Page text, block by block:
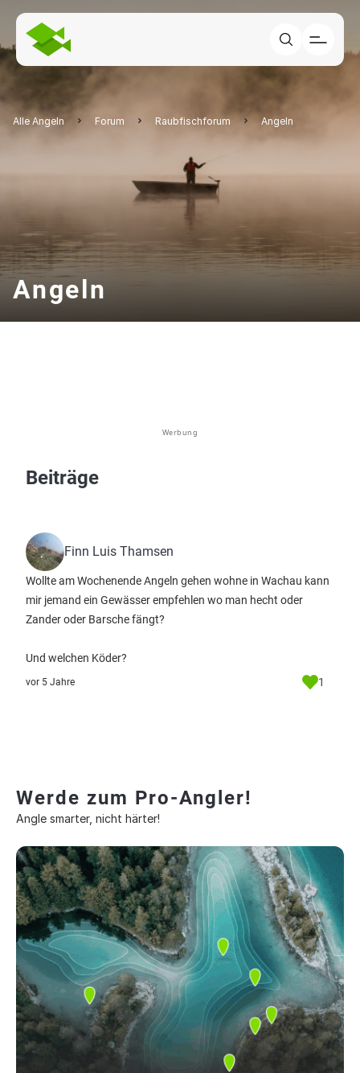
Alle Angeln Forum Raubfischforum Angeln
Angeln
Werbung
Beiträge
Finn Luis Thamsen
Wollte am Wochenende Angeln gehen wohne in Wachau kann
mir jemand ein Gewässer empfehlen wo man hecht oder
Zander oder Barsche fängt?
Und welchen Köder?
vor 5 Jahre 1
Werde zum Pro-Angler!
Angle smarter, nicht härter!